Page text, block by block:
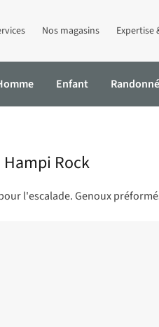
Nos magasins Expertise
Enfant
Rock
l'escalade. Genoux